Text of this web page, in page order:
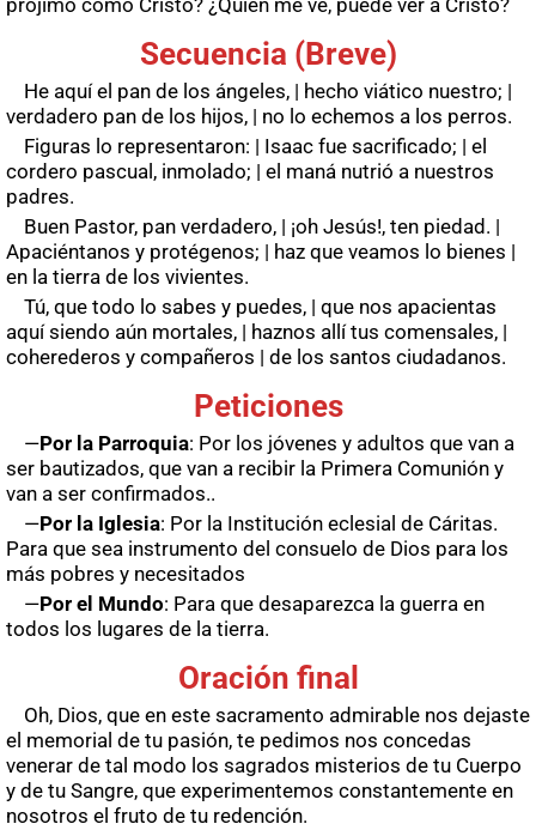
prójimo como Cristo? ¿Quién me ve, puede ver a Cristo?
Secuencia (Breve)
He aquí el pan de los ángeles, | hecho viático nuestro; |
verdadero pan de los hijos, | no lo echemos a los perros.
Figuras lo representaron: | Isaac fue sacrificado; | el
cordero pascual, inmolado; | el maná nutrió a nuestros
padres.
Buen Pastor, pan verdadero, | ¡oh Jesús!, ten piedad. |
Apaciéntanos y protégenos; | haz que veamos lo bienes |
en la tierra de los vivientes.
Tú, que todo lo sabes y puedes, | que nos apacientas
aquí siendo aún mortales, | haznos allí tus comensales, |
coherederos y compañeros | de los santos ciudadanos.
Peticiones
—Por la Parroquia: Por los jóvenes y adultos que van a
ser bautizados, que van a recibir la Primera Comunión y
van a ser confirmados..
—Por la Iglesia: Por la Institución eclesial de Cáritas.
Para que sea instrumento del consuelo de Dios para los
más pobres y necesitados
—Por el Mundo: Para que desaparezca la guerra en
todos los lugares de la tierra.
Oración final
Oh, Dios, que en este sacramento admirable nos dejaste
el memorial de tu pasión, te pedimos nos concedas
venerar de tal modo los sagrados misterios de tu Cuerpo
y de tu Sangre, que experimentemos constantemente en
nosotros el fruto de tu redención.